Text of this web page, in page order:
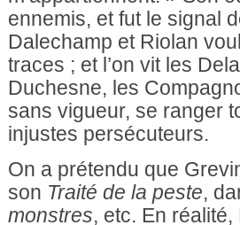
ennemis, et fut le signal
Dalechamp et Riolan
traces ; et l’on vit les
Duchesne, les
sans vigueur, se ranger
injustes persécuteurs.
On a prétendu que
son Traité de la peste,
monstres, etc. En